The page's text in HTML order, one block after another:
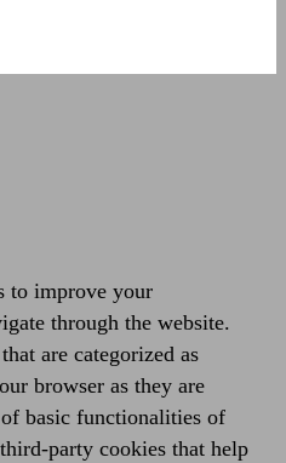
to improve your
through the website.
are categorized as
browser as they are
basic functionalities of
party cookies that help